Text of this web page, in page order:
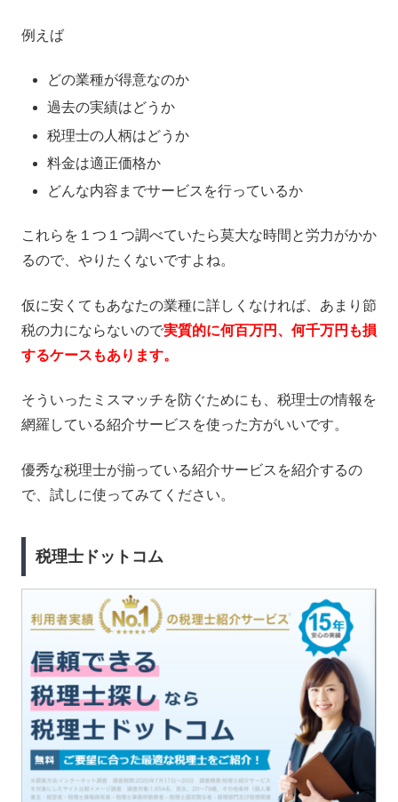
例えば
どの業種が得意なのか
過去の実績はどうか
税理士の人柄はどうか
料金は適正価格か
どんな内容までサービスを行っているか
これらを１つ１つ調べていたら莫大な時間と労力がかか
るので、やりたくないですよね。
仮に安くてもあなたの業種に詳しくなければ、あまり節
税の力にならないので実質的に何百万円、何千万円も損
するケースもあります。
そういったミスマッチを防ぐためにも、税理士の情報を
網羅している紹介サービスを使った方がいいです。
優秀な税理士が揃っている紹介サービスを紹介するの
で、試しに使ってみてください。
税理士ドットコム